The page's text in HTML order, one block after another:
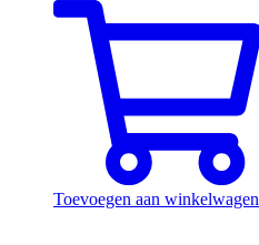
Toevoegen aan winkelwagen